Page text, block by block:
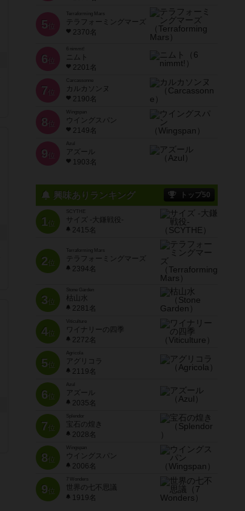
5 位
Terraforming Mars
テラフォーミングマーズ
2370名
6 位
ニムト
2201名
7 位
Carcassonne
カルカソンヌ
2190名
8 位
Wingspan
ウイングスパン
2149名
9 位
Azul
アズール
1903名
興味ありランキング トップ50
1位
SCYTHE
サイズ -大鎌戦役-
2415名
2位
Terraforming Mars
テラフォーミングマーズ
2394名
3位
Stone Garden
枯山水
2281名
4位
Viticulture
ワイナリーの四季
2272名
5位
Agricola
アグリコラ
2119名
6位
Azul
アズール
2035名
7位
宝石の煌き
2028名
8位
Wingspan
ウイングスパン
2006名
9位
7 Wonders
世界の七不思議
1919名